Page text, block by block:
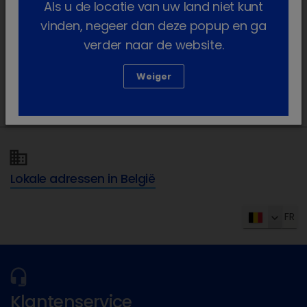
Neurologie
Lokale adressen in België
FR
Klantenservice
Als u de locatie van uw land niet kunt
vinden, negeer dan deze popup en ga
verder naar de website.
Weiger